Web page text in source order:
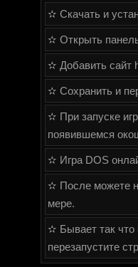
✫ Скачать и
✫ Открыть
✫ Добавить сайт
✫ Сохранить и
✫ При запуске
появившемся
✫ Игра DOS
✫ После можете
мере.
✫ Бывает так что
перезапустите